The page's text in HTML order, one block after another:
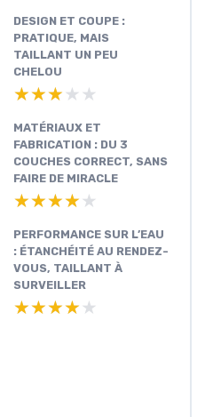
DESIGN ET COUPE :
PRATIQUE, MAIS
TAILLANT UN PEU
CHELOU
★★★★★
★★★★★
MATÉRIAUX ET
FABRICATION : DU 3
COUCHES CORRECT, SANS
FAIRE DE MIRACLE
★★★★★
★★★★★
PERFORMANCE SUR L’EAU
: ÉTANCHÉITÉ AU RENDEZ-
VOUS, TAILLANT À
SURVEILLER
★★★★★
★★★★★